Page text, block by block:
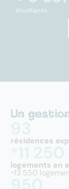
LES BELLES
Un
résidences
logements en
+13 550